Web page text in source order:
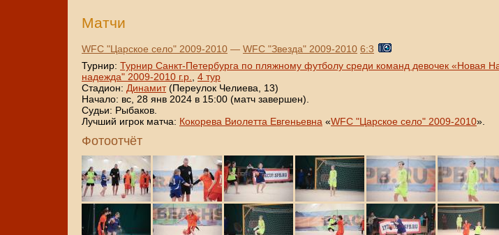
Матчи
WFC "Царское село" 2009-2010 — WFC "Звезда" 2009-2010 6:3
Турнир: Турнир Санкт-Петербурга по пляжному футболу среди команд девочек «Новая
надежда" 2009-2010 г.р.
4 тур
Стадион: Динамит(Переулок Челиева, 13)
Начало: вс, 28 янв 2024 в 15:00 (матч завершен).
Судьи: Рыбаков.
Лучший игрок матча: Кокорева Виолетта Евгеньевна «WFC "Царское село" 2009-2010».
Фотоотчёт